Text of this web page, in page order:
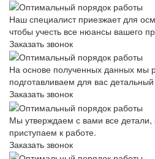
Наш специалист приезжает для
чтобы учесть все нюансы вашего
Заказать звонок
На основе полученных данных мы
подготавливаем для вас
Заказать звонок
Мы утверждаем с вами все детали,
приступаем к работе.
Заказать звонок